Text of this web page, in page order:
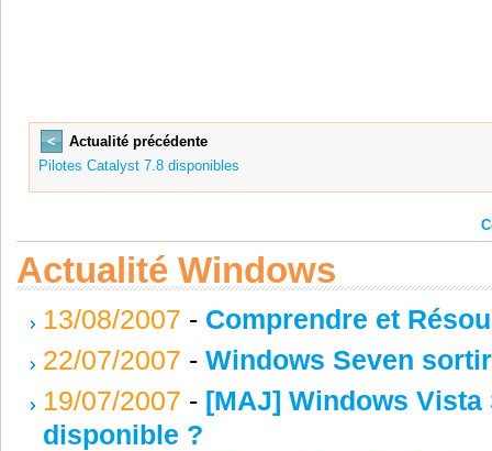
<
Actualité précédente
Pilotes Catalyst 7.8 disponibles
Actualité Windows
13/08/2007 - Comprendre et
22/07/2007 - Windows Seven
19/07/2007 - [MAJ] Windows
disponible ?